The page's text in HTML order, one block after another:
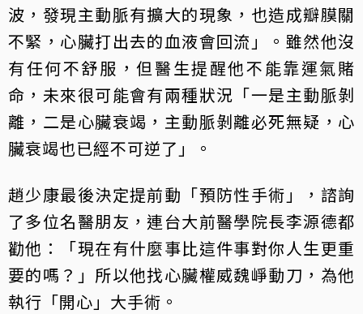
波，發現主動脈有擴大的現象，也造成瓣膜關
不緊，心臟打出去的血液會回流」。雖然他沒
有任何不舒服，但醫生提醒他不能靠運氣賭
命，未來很可能會有兩種狀況「一是主動脈剝
離，二是心臟衰竭，主動脈剝離必死無疑，心
臟衰竭也已經不可逆了」。
趙少康最後決定提前動「預防性手術」，諮詢
了多位名醫朋友，連台大前醫學院長李源德都
勸他：「現在有什麼事比這件事對你人生更重
要的嗎？」所以他找心臟權威魏崢動刀，為他
執行「開心」大手術。